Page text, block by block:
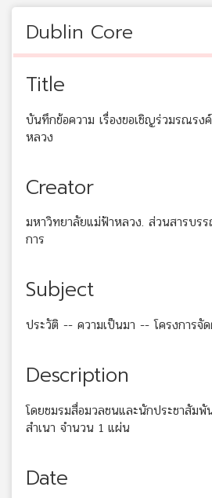
Dublin Core
Title
บันทึกข้อความ เรื่องขอเชิญร่วมรณรง
หลวง
Creator
มหาวิทยาลัยแม่ฟ้าหลวง. ส่วนสารบร
การ
Subject
ประวัติ -- ความเป็นมา -- โครงการจั
Description
โดยชมรมสื่อมวลชนและนักประชาสัมพั
สำเนา จำนวน 1 แผ่น
Date